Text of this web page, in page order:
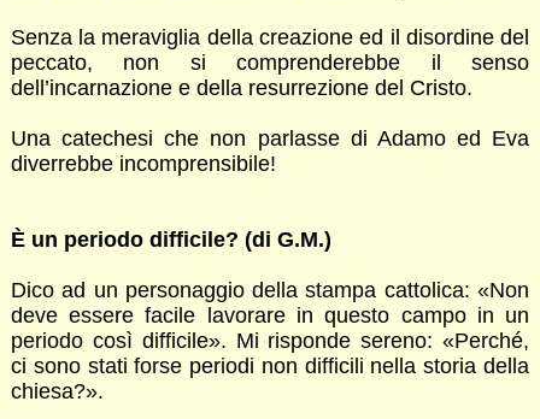
Senza la meraviglia della creazione ed il disordine del
peccato, non si comprenderebbe il senso
dell’incarnazione e della resurrezione del Cristo.
Una catechesi che non parlasse di Adamo ed Eva
diverrebbe incomprensibile!
È un periodo difficile? (di G.M.)
Dico ad un personaggio della stampa cattolica: «Non
deve essere facile lavorare in questo campo in un
periodo così difficile». Mi risponde sereno: «Perché,
ci sono stati forse periodi non difficili nella storia della
chiesa?».